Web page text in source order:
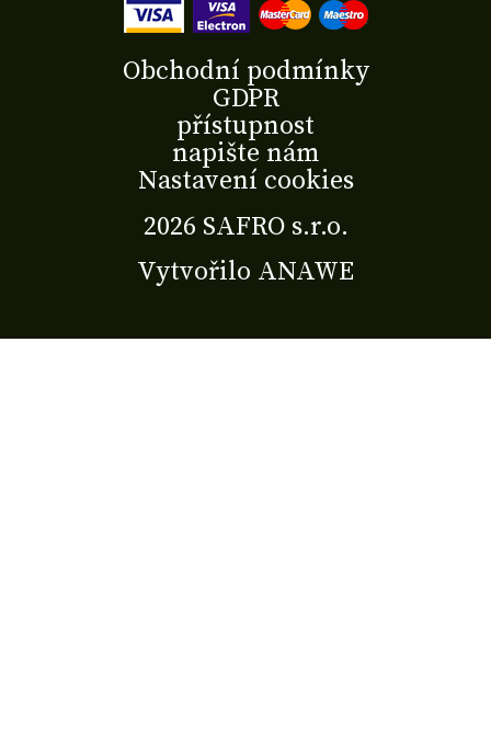
2026 SAFRO s.r.o.
Vytvořilo ANAWE
Obchodní podmínky
GDPR
přístupnost
napište nám
Nastavení cookies